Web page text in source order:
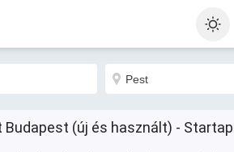
(új és használt) -